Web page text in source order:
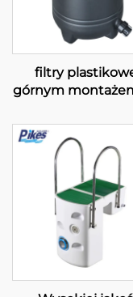
filtry
górnym